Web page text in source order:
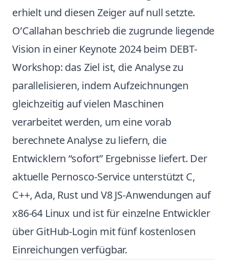
erhielt und diesen Zeiger auf null setzte.
O’Callahan beschrieb die zugrunde liegende
Vision in einer Keynote 2024 beim DEBT-
Workshop: das Ziel ist, die Analyse zu
parallelisieren, indem Aufzeichnungen
gleichzeitig auf vielen Maschinen
verarbeitet werden, um eine vorab
berechnete Analyse zu liefern, die
Entwicklern “sofort” Ergebnisse liefert. Der
aktuelle Pernosco-Service unterstützt C,
C++, Ada, Rust und V8 JS-Anwendungen auf
x86-64 Linux und ist für einzelne Entwickler
über GitHub-Login mit fünf kostenlosen
Einreichungen verfügbar.